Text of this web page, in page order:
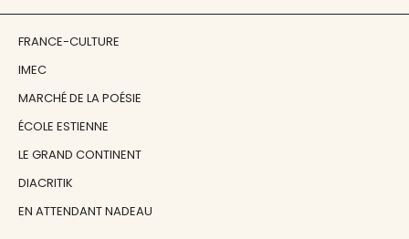
FRANCE-CULTURE
IMEC
MARCHÉ DE LA POÉSIE
ÉCOLE ESTIENNE
LE GRAND CONTINENT
DIACRITIK
EN ATTENDANT NADEAU